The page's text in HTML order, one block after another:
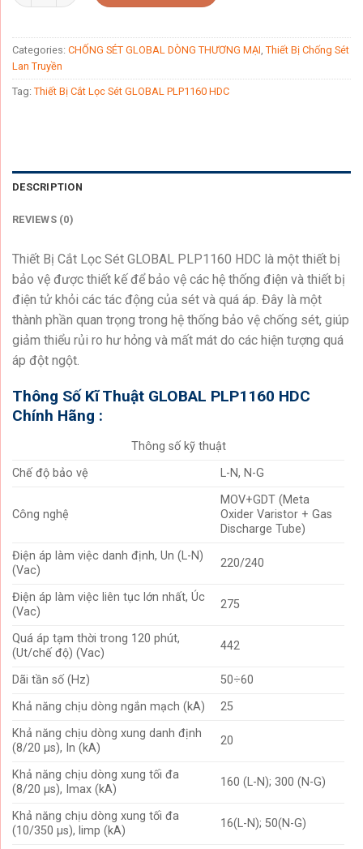
Categories: CHỐNG SÉT GLOBAL DÒNG THƯƠNG MẠI Thiết Bị Chống Sét
Lan Truyền
Tag: Thiết Bị Cắt Lọc Sét GLOBAL PLP1160 HDC
DESCRIPTION
REVIEWS (0)
Thiết Bị Cắt Lọc Sét GLOBAL PLP1160 HDC là một thiết bị
bảo vệ được thiết kế để bảo vệ các hệ thống điện và thiết bị
điện tử khỏi các tác động của sét và quá áp. Đây là một
thành phần quan trọng trong hệ thống bảo vệ chống sét, giúp
giảm thiểu rủi ro hư hỏng và mất mát do các hiện tượng quá
áp đột ngột.
Thông Số Kĩ Thuật GLOBAL PLP1160 HDC
Chính Hãng :
Thông số kỹ thuật
Chế độ bảo vệ
L-N, N-G
Công nghệ
MOV+GDT (Meta
Oxider Varistor + Gas
Discharge Tube)
Điện áp làm việc danh định, Un (L-N)
(Vac)
220/240
Điện áp làm việc liên tục lớn nhất, Úc
(Vac)
275
Quá áp tạm thời trong 120 phút,
(Ut/chế độ) (Vac)
442
Dãi tần số (Hz)
50÷60
Khả năng chịu dòng ngắn mạch (kA)
25
Khả năng chịu dòng xung danh định
(8/20 µs), In (kA)
20
Khả năng chịu dòng xung tối đa
(8/20 µs), Imax (kA)
160 (L-N); 300 (N-G)
Khả năng chịu dòng xung tối đa
(10/350 µs), limp (kA)
16(L-N); 50(N-G)